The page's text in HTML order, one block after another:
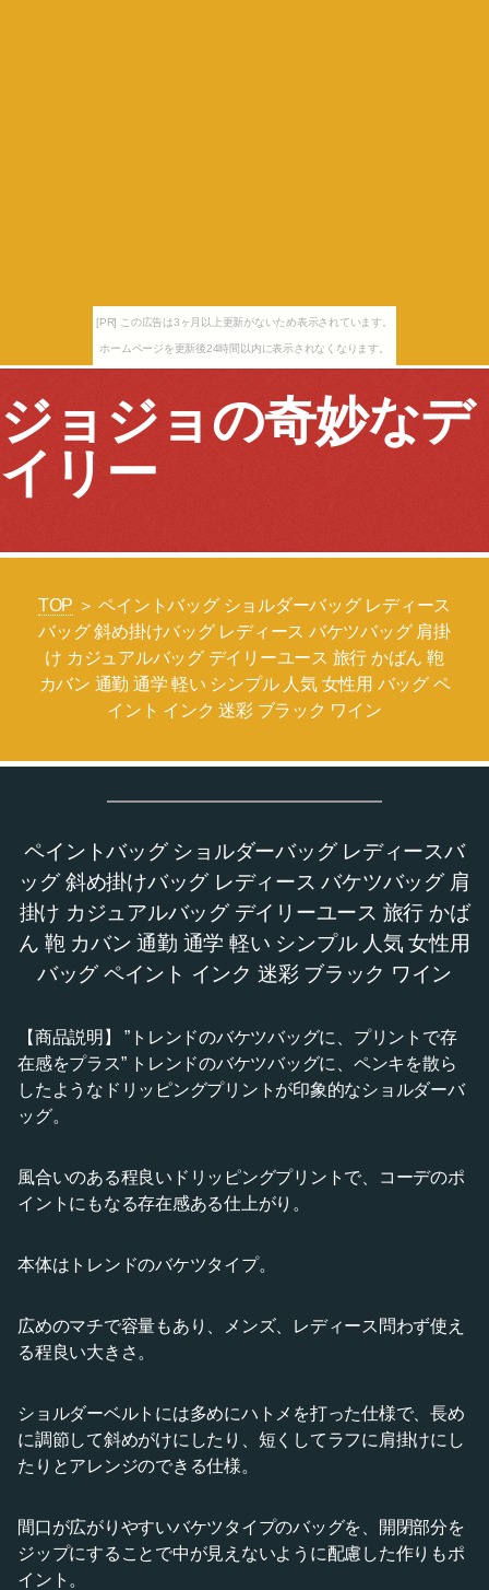
[PR] この広告は3ヶ月以上更新がないため表示されています。
ホームページを更新後24時間以内に表示されなくなります。
ジョジョの奇妙なデ
イリー
TOP ＞ ペイントバッグ ショルダーバッグ レディース
バッグ 斜め掛けバッグ レディース バケツバッグ 肩掛
け カジュアルバッグ デイリーユース 旅行 かばん 鞄
カバン 通勤 通学 軽い シンプル 人気 女性用 バッグ ペ
イント インク 迷彩 ブラック ワイン
ペイントバッグ ショルダーバッグ レディースバ
ッグ 斜め掛けバッグ レディース バケツバッグ 肩
掛け カジュアルバッグ デイリーユース 旅行 かば
ん 鞄 カバン 通勤 通学 軽い シンプル 人気 女性用
バッグ ペイント インク 迷彩 ブラック ワイン
【商品説明】 ”トレンドのバケツバッグに、プリントで存
在感をプラス” トレンドのバケツバッグに、ペンキを散ら
したようなドリッピングプリントが印象的なショルダーバ
ッグ。
風合いのある程良いドリッピングプリントで、コーデのポ
イントにもなる存在感ある仕上がり。
本体はトレンドのバケツタイプ。
広めのマチで容量もあり、メンズ、レディース問わず使え
る程良い大きさ。
ショルダーベルトには多めにハトメを打った仕様で、長め
に調節して斜めがけにしたり、短くしてラフに肩掛けにし
たりとアレンジのできる仕様。
間口が広がりやすいバケツタイプのバッグを、開閉部分を
ジップにすることで中が見えないように配慮した作りもポ
イント。